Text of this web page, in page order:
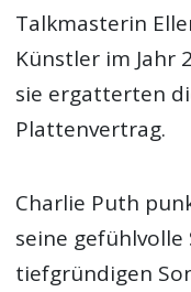
Talkmasterin
Künstler im Jahr
sie ergatterten
Plattenvertrag.
Charlie Puth
seine
tiefgründigen